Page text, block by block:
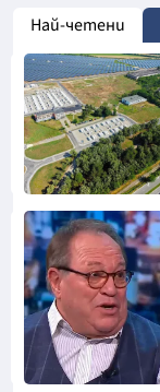
Най-четени
Снимка: БНТ